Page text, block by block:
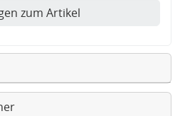
zum Artikel